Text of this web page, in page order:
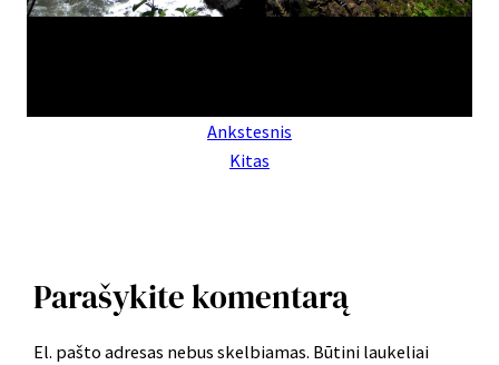
Ankstesnis
Kitas
Parašykite komentarą
El. pašto adresas nebus skelbiamas. Būtini laukeliai